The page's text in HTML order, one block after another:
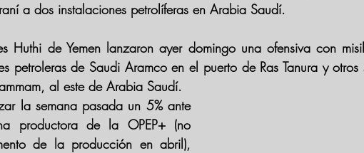
a dos instalaciones petrolíferas en Arabia Saudí.
Huthi de Yemen lanzaron ayer domingo una ofensiva con
petroleras de Saudi Aramco en el puerto de Ras Tanura y otros
al este de Arabia Saudí.
la semana pasada un 5% ante
productora de la OPEP+ (no
de la producción en abril),